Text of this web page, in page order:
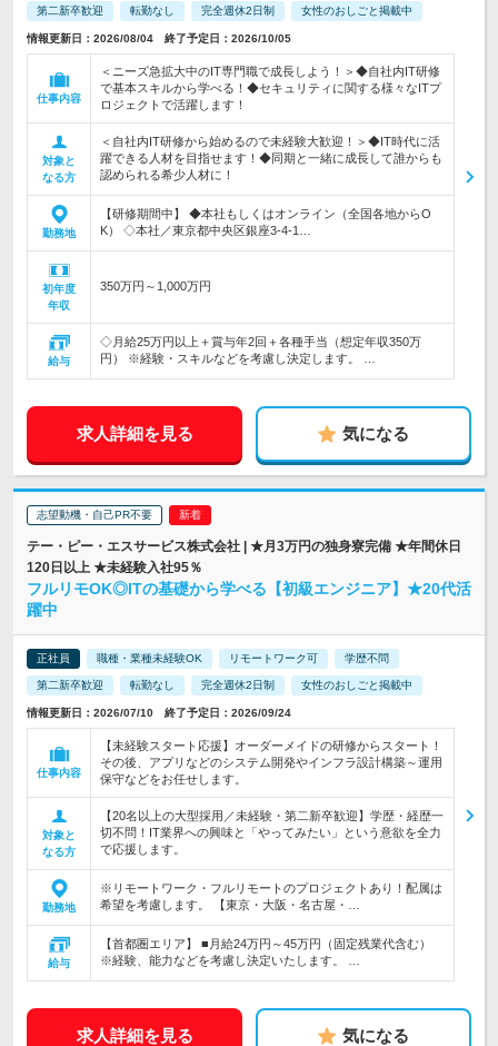
第二新卒歓迎 転勤なし 完全週休2日制 女性のおしごと掲載中
情報更新日：2026/08/04 終了予定日：2026/10/05
仕事内容
＜ニーズ急拡大中のIT専門職で成長しよう！＞◆自社内IT研修
で基本スキルから学べる！◆セキュリティに関する様々なITプ
ロジェクトで活躍します！
対象と
なる方
＜自社内IT研修から始めるので未経験大歓迎！＞◆IT時代に活
躍できる人材を目指せます！◆同期と一緒に成長して誰からも
認められる希少人材に！
勤務地
【研修期間中】 ◆本社もしくはオンライン（全国各地からO
K） ◇本社／東京都中央区銀座3-4-1…
初年度
年収
350万円～1,000万円
給与
◇月給25万円以上＋賞与年2回＋各種手当（想定年収350万
円） ※経験・スキルなどを考慮し決定します。 …
求人詳細を見る 気になる
志望動機・自己PR不要
テー・ピー・エスサービス株式会社 | ★月3万円の独身寮完備 ★年間休日
120日以上 ★未経験入社95％
フルリモOK◎ITの基礎から学べる【初級エンジニア】★20代活
躍中
正社員 職種・業種未経験OK リモートワーク可 学歴不問
第二新卒歓迎 転勤なし 完全週休2日制 女性のおしごと掲載中
情報更新日：2026/07/10 終了予定日：2026/09/24
仕事内容
【未経験スタート応援】オーダーメイドの研修からスタート！
その後、アプリなどのシステム開発やインフラ設計構築～運用
保守などをお任せします。
対象と
なる方
【20名以上の大型採用／未経験・第二新卒歓迎】学歴・経歴一
切不問！IT業界への興味と「やってみたい」という意欲を全力
で応援します。
勤務地
※リモートワーク・フルリモートのプロジェクトあり！配属は
希望を考慮します。 【東京・大阪・名古屋・…
給与
【首都圏エリア】 ■月給24万円～45万円（固定残業代含む）
※経験、能力などを考慮し決定いたします。 …
求人詳細を見る 気になる